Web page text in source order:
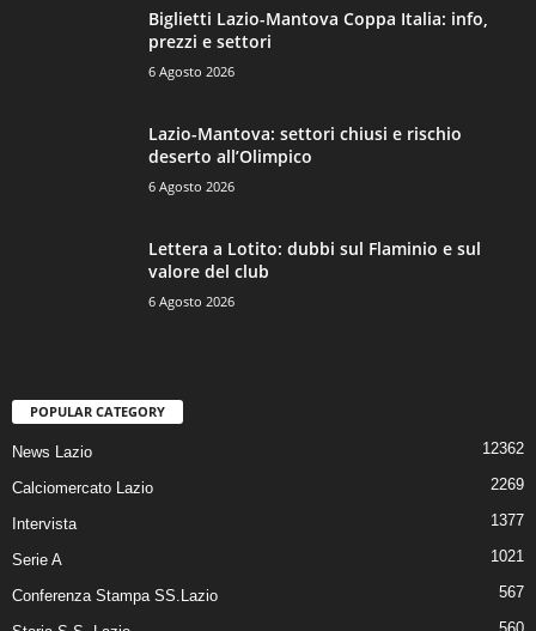
Biglietti Lazio-Mantova Coppa Italia: info,
prezzi e settori
6 Agosto 2026
Lazio-Mantova: settori chiusi e rischio
deserto all’Olimpico
6 Agosto 2026
Lettera a Lotito: dubbi sul Flaminio e sul
valore del club
6 Agosto 2026
POPULAR CATEGORY
News Lazio 12362
Calciomercato Lazio 2269
Intervista 1377
Serie A 1021
Conferenza Stampa SS.Lazio 567